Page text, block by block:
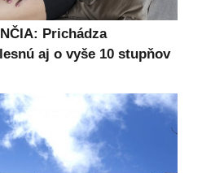
Prichádza
aj o vyše 10 stupňov